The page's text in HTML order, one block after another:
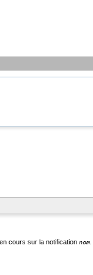
cours sur la notification nom